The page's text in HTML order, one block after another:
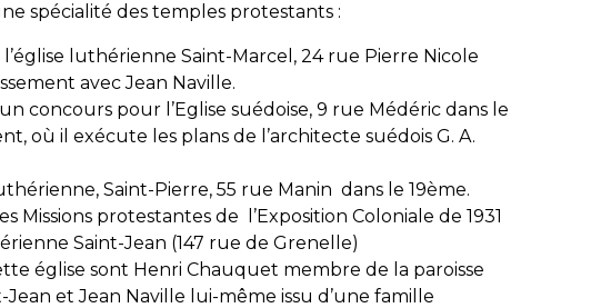
spécialité des temples protestants :
luthérienne Saint-Marcel, 24 rue Pierre Nicole
avec Jean Naville.
concours pour l’Eglise suédoise, 9 rue Médéric dans le
où il exécute les plans de l’architecte suédois G. A.
Saint-Pierre, 55 rue Manin dans le 19ème.
Missions protestantes de l’Exposition Coloniale de 1931
Saint-Jean (147 rue de Grenelle)
église sont Henri Chauquet membre de la paroisse
et Jean Naville lui-même issu d’une famille